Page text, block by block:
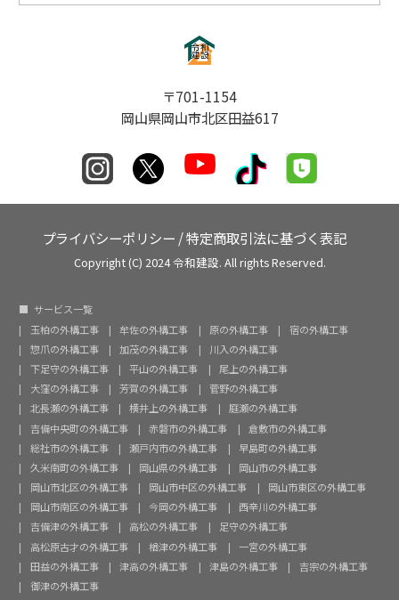
〒701-1154
岡山県岡山市北区田益617
プライバシーポリシー /特定商取引法に基づく表記
Copyright (C) 2024 令和建設. All rights Reserved.
サービス一覧
玉柏の外構工事
牟佐の外構工事 原の外構工事
宿の外構工事
惣爪の外構工事
加茂の外構工事
川入の外構工事
下足守の外構工事
平山の外構工事
尾上の外構工事
大窪の外構工事
芳賀の外構工事
菅野の外構工事
北長瀬の外構工事
横井上の外構工事
庭瀬の外構工事
吉備中央町の外構工事
赤磐市の外構工事
倉敷市の外構工事
総社市の外構工事
瀬戸内市の外構工事
早島町の外構工事
久米南町の外構工事
岡山県の外構工事
岡山市の外構工事
岡山市北区の外構工事
岡山市中区の外構工事
岡山市東区の外構工事
岡山市南区の外構工事
今岡の外構工事
西辛川の外構工事
吉備津の外構工事
高松の外構工事
足守の外構工事
高松原古才の外構工事
楢津の外構工事
一宮の外構工事
田益の外構工事
津高の外構工事 津島の外構工事
吉宗の外構工事
御津の外構工事